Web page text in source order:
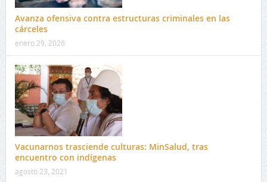
Avanza ofensiva contra estructuras criminales en las
cárceles
enero 29, 2026
Vacunarnos trasciende culturas: MinSalud, tras
encuentro con indígenas
agosto 23, 2021